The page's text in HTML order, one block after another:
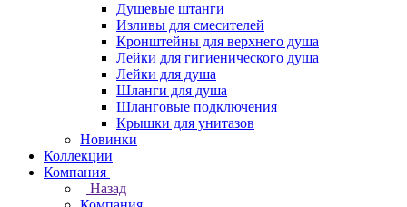
Душевые штанги
Изливы для смесителей
Кронштейны для верхнего душа
Лейки для гигиенического душа
Лейки для душа
Шланги для душа
Шланговые подключения
Крышки для унитазов
Новинки
Коллекции
Компания
Назад